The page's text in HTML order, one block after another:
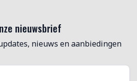
nieuwsbrief
nieuws en aanbiedingen